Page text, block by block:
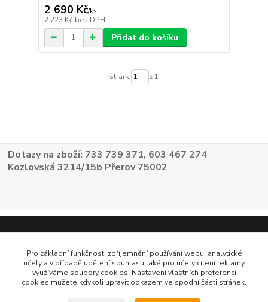
2 690 Kč/ks
2 223 Kč bez DPH
Přidat do košíku
strana z 1
Dotazy na zboží: 733 739 371, 603 467 274
Kozlovská 3214/15b Přerov 75002
Pro základní funkčnost, zpříjemnění používání webu, analytické
účely a v případě udělení souhlasu také pro účely cílení reklamy
využíváme soubory cookies. Nastavení vlastních preferencí
cookies můžete kdykoli upravit odkazem ve spodní části stránek.